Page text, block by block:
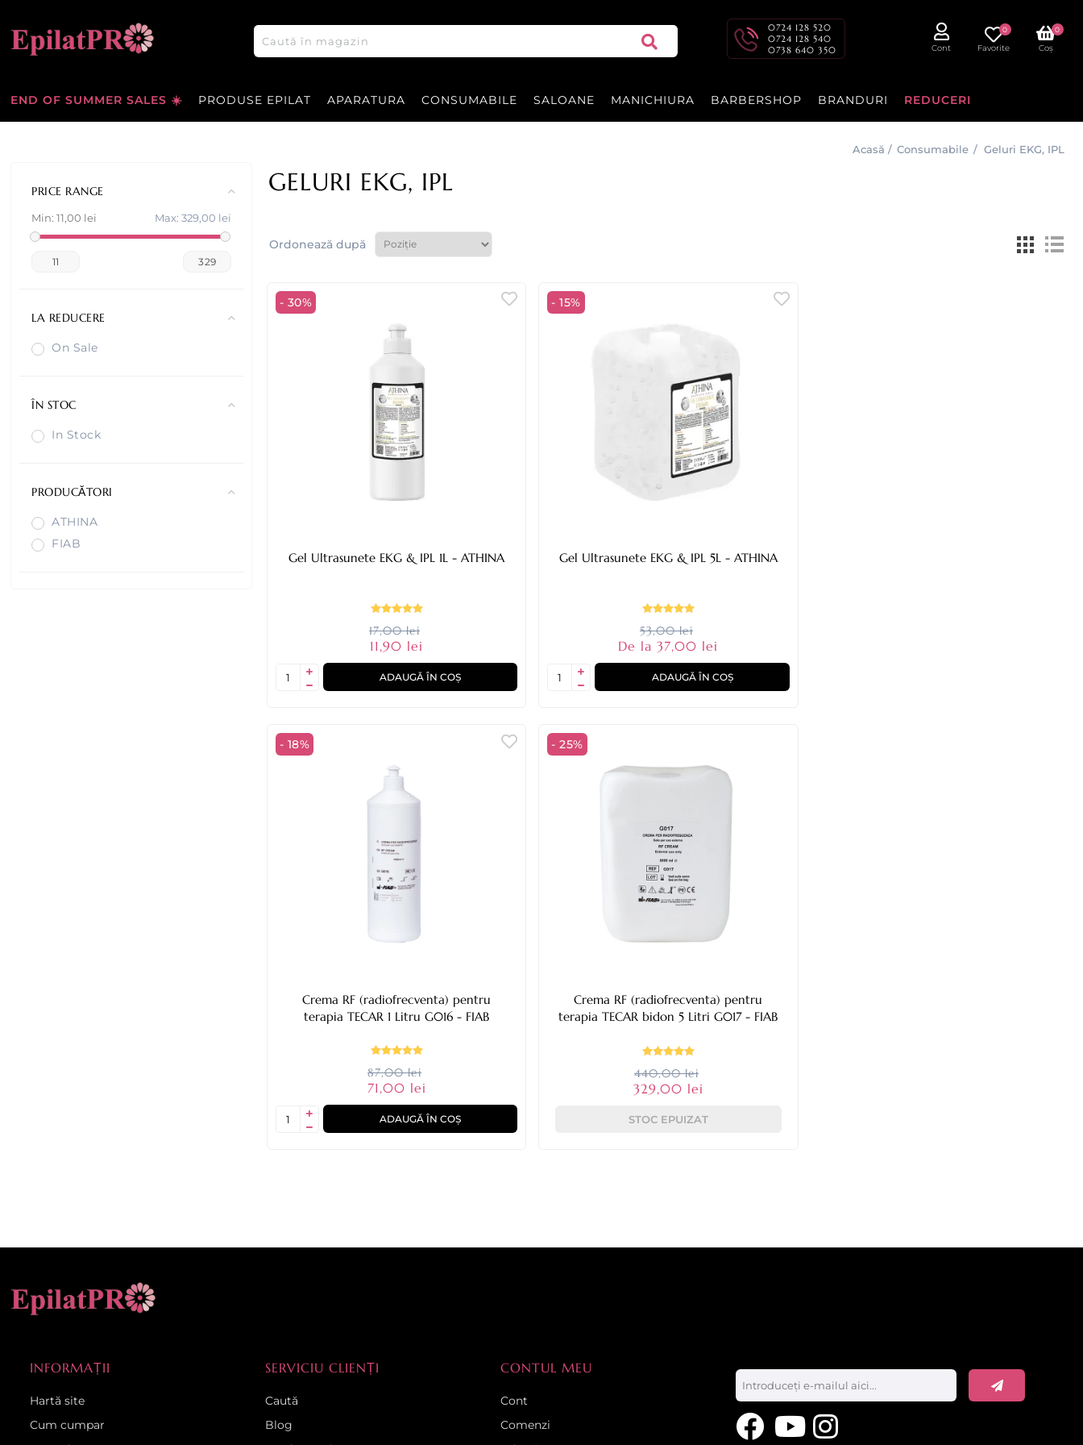
0724 128 520
0724 128 540
0738 640 350
Cont Favorite
0
Coș
0
END OF SUMMER SALES ☀️ PRODUSE EPILAT APARATURA CONSUMABILE SALOANE MANICHIURA BARBERSHOP BRANDURI REDUCERI
Acasă / Consumabile / Geluri EKG, IPL
PRICE RANGE
Min: 11,00 lei Max: 329,00 lei
11 329
LA REDUCERE
On Sale
ÎN STOC
In Stock
PRODUCĂTORI
ATHINA
FIAB
GELURI EKG, IPL
Ordonează după
- 30%
Gel Ultrasunete EKG & IPL 1L - ATHINA
17,00 lei
11,90 lei
ADAUGĂ ÎN COȘ
- 15%
Gel Ultrasunete EKG & IPL 5L - ATHINA
53,00 lei
De la 37,00 lei
ADAUGĂ ÎN COȘ
- 18%
Crema RF (radiofrecventa) pentru
terapia TECAR 1 Litru G016 - FIAB
87,00 lei
71,00 lei
ADAUGĂ ÎN COȘ
- 25%
Crema RF (radiofrecventa) pentru
terapia TECAR bidon 5 Litri G017 - FIAB
440,00 lei
329,00 lei
STOC EPUIZAT
INFORMAȚII
Hartă site
Cum cumpar
SERVICIU CLIENȚI
Caută
Blog
CONTUL MEU
Cont
Comenzi